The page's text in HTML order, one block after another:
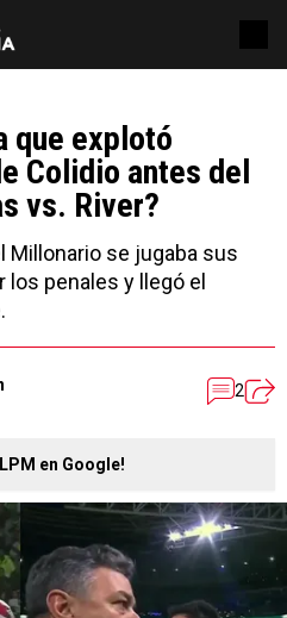
que explotó
Colidio antes del
vs. River?
Millonario se jugaba sus
penales y llegó el
2
en Google!